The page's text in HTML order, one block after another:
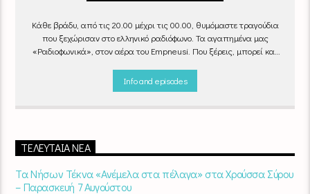
Κάθε βράδυ, από τις 20.00 μέχρι τις 00.00, θυμόμαστε τραγούδια
που ξεχώρισαν στο ελληνικό ραδιόφωνο. Τα αγαπημένα μας
«Ραδιοφωνικά», στον αέρα του Empneusi. Που ξέρεις, μπορεί και
:00 – 00:00στονEmpneusi 107 FM
Info and episodes
ΤΕΛΕΥΤΑΊΑ ΝΈΑ
Τα Νήσων Τέκνα «Ανέμελα στα πέλαγα» στα Χρούσσα Σύρου
– Παρασκευή 7 Αυγούστου